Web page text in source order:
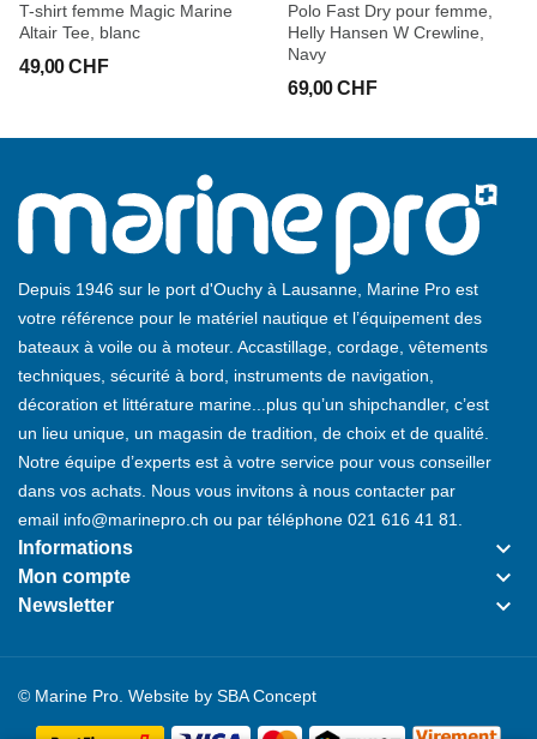
T-shirt femme Magic Marine
Altair Tee, blanc
49,00 CHF
Polo Fast Dry pour femme,
Helly Hansen W Crewline,
Navy
69,00 CHF
Depuis 1946 sur le port d'Ouchy à Lausanne, Marine Pro est
votre référence pour le matériel nautique et l’équipement des
bateaux à voile ou à moteur. Accastillage, cordage, vêtements
techniques, sécurité à bord, instruments de navigation,
décoration et littérature marine...plus qu’un shipchandler, c’est
un lieu unique, un magasin de tradition, de choix et de qualité.
Notre équipe d’experts est à votre service pour vous conseiller
dans vos achats. Nous vous invitons à nous contacter par
email info@marinepro.ch ou par téléphone 021 616 41 81
Informations keyboard_arrow_down
Mon compte keyboard_arrow_down
Newsletter keyboard_arrow_down
© Marine Pro. Website by SBA Concept